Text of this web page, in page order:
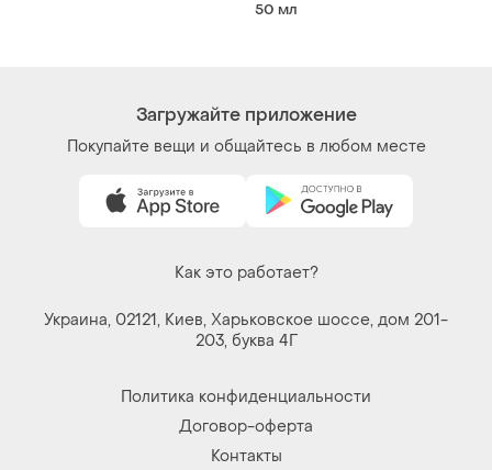
50 мл
Загружайте приложение
Покупайте вещи и общайтесь в любом месте
Как это работает?
Украина, 02121, Киев, Харьковское шоссе, дом 201-
203, буква 4Г
Политика конфиденциальности
Договор-оферта
Контакты